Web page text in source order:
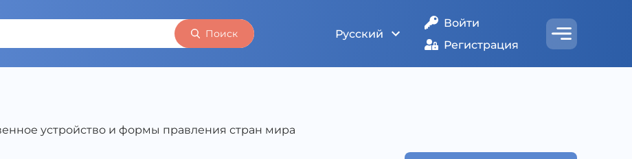
Поиск Русский
Войти
Регистрация
устройство и формы правления стран мира